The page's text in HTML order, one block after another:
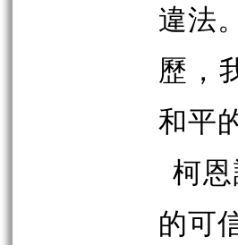
違法
歷，
和平
柯
的可